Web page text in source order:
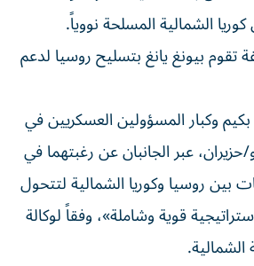
الشمالية المسلحة نووياً.
تقوم بيونغ يانغ بتسليح روسيا لدعم
وكبار المسؤولين العسكريين في
عبر الجانبان عن رغبتهما في
بين روسيا وكوريا الشمالية لتتحول
قوية وشاملة»، وفقاً لوكالة
الشمالية.